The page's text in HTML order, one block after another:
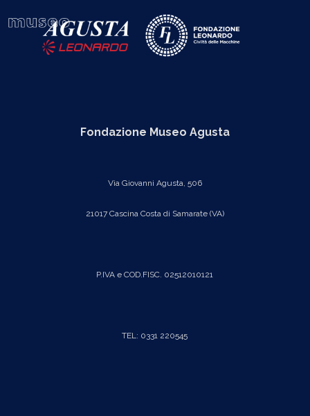
Fondazione Museo Agusta
Via Giovanni Agusta, 506
21017 Cascina Costa di Samarate (VA)
P.IVA e COD.FISC. 02512010121
TEL: 0331 220545